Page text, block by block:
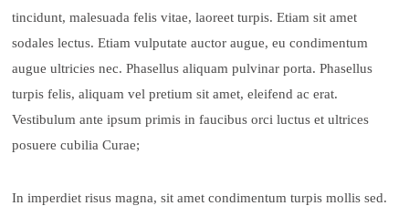
tincidunt, malesuada felis vitae, laoreet turpis. Etiam sit amet
sodales lectus. Etiam vulputate auctor augue, eu condimentum
augue ultricies nec. Phasellus aliquam pulvinar porta. Phasellus
turpis felis, aliquam vel pretium sit amet, eleifend ac erat.
Vestibulum ante ipsum primis in faucibus orci luctus et ultrices
posuere cubilia Curae;
In imperdiet risus magna, sit amet condimentum turpis mollis sed.